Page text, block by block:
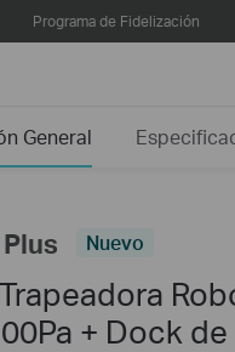
Programa de Fidelización
General
Nuevo
+ Dock